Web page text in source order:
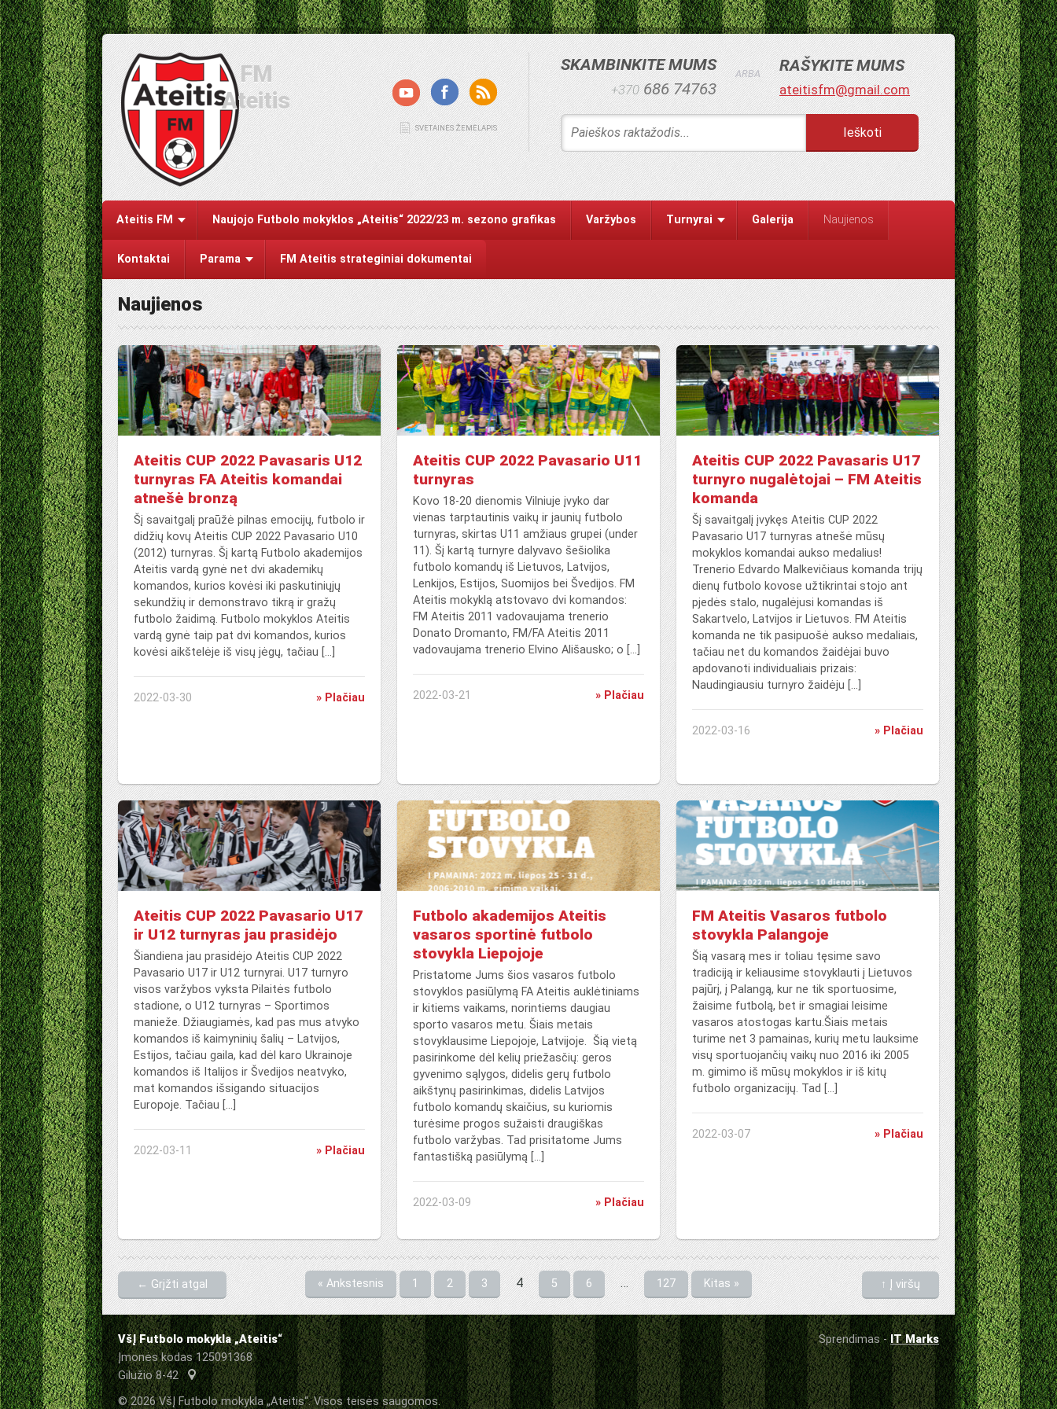
FM
Ateitis
SKAMBINKITE MUMS
+370686 74763
ARBA RAŠYKITE MUMS
ateitisfm@gmail.com
SVETAINĖS ŽEMĖLAPIS
Ateitis FM Naujojo Futbolo mokyklos „Ateitis“ 2022/23 m. sezono grafikas Varžybos Turnyrai Galerija Naujienos
Kontaktai Parama FM Ateitis strateginiai dokumentai
Naujienos
Ateitis CUP 2022 Pavasaris U12
turnyras FA Ateitis komandai
atnešė bronzą
Šį savaitgalį praūžė pilnas emocijų, futbolo ir
didžių kovų Ateitis CUP 2022 Pavasario U10
(2012) turnyras. Šį kartą Futbolo akademijos
Ateitis vardą gynė net dvi akademikų
komandos, kurios kovėsi iki paskutiniųjų
sekundžių ir demonstravo tikrą ir gražų
futbolo žaidimą. Futbolo mokyklos Ateitis
vardą gynė taip pat dvi komandos, kurios
kovėsi aikštelėje iš visų jėgų, tačiau […]
2022-03-30 » Plačiau
Ateitis CUP 2022 Pavasario U11
turnyras
Kovo 18-20 dienomis Vilniuje įvyko dar
vienas tarptautinis vaikų ir jaunių futbolo
turnyras, skirtas U11 amžiaus grupei (under
11). Šį kartą turnyre dalyvavo šešiolika
futbolo komandų iš Lietuvos, Latvijos,
Lenkijos, Estijos, Suomijos bei Švedijos. FM
Ateitis mokyklą atstovavo dvi komandos:
FM Ateitis 2011 vadovaujama trenerio
Donato Dromanto, FM/FA Ateitis 2011
vadovaujama trenerio Elvino Ališausko; o […]
2022-03-21 » Plačiau
Ateitis CUP 2022 Pavasaris U17
turnyro nugalėtojai – FM Ateitis
komanda
Šį savaitgalį įvykęs Ateitis CUP 2022
Pavasario U17 turnyras atnešė mūsų
mokyklos komandai aukso medalius!
Trenerio Edvardo Malkevičiaus komanda trijų
dienų futbolo kovose užtikrintai stojo ant
pjedės stalo, nugalėjusi komandas iš
Sakartvelo, Latvijos ir Lietuvos. FM Ateitis
komanda ne tik pasipuošė aukso medaliais,
tačiau net du komandos žaidėjai buvo
apdovanoti individualiais prizais:
Naudingiausiu turnyro žaidėju […]
2022-03-16 » Plačiau
Ateitis CUP 2022 Pavasario U17
ir U12 turnyras jau prasidėjo
Šiandiena jau prasidėjo Ateitis CUP 2022
Pavasario U17 ir U12 turnyrai. U17 turnyro
visos varžybos vyksta Pilaitės futbolo
stadione, o U12 turnyras – Sportimos
manieže. Džiaugiamės, kad pas mus atvyko
komandos iš kaimyninių šalių – Latvijos,
Estijos, tačiau gaila, kad dėl karo Ukrainoje
komandos iš Italijos ir Švedijos neatvyko,
mat komandos išsigando situacijos
Europoje. Tačiau […]
2022-03-11 » Plačiau
Futbolo akademijos Ateitis
vasaros sportinė futbolo
stovykla Liepojoje
Pristatome Jums šios vasaros futbolo
stovyklos pasiūlymą FA Ateitis auklėtiniams
ir kitiems vaikams, norintiems daugiau
sporto vasaros metu. Šiais metais
stovyklausime Liepojoje, Latvijoje. Šią vietą
pasirinkome dėl kelių priežasčių: geros
gyvenimo sąlygos, didelis gerų futbolo
aikštynų pasirinkimas, didelis Latvijos
futbolo komandų skaičius, su kuriomis
turėsime progos sužaisti draugiškas
futbolo varžybas. Tad prisitatome Jums
fantastišką pasiūlymą […]
2022-03-09 » Plačiau
FM Ateitis Vasaros futbolo
stovykla Palangoje
Šią vasarą mes ir toliau tęsime savo
tradiciją ir keliausime stovyklauti į Lietuvos
pajūrį, į Palangą, kur ne tik sportuosime,
žaisime futbolą, bet ir smagiai leisime
vasaros atostogas kartu.Šiais metais
turime net 3 pamainas, kurių metu lauksime
visų sportuojančių vaikų nuo 2016 iki 2005
m. gimimo iš mūsų mokyklos ir iš kitų
futbolo organizacijų. Tad […]
2022-03-07 » Plačiau
« Ankstesnis 1 2 3 4 5 6 … 127 Kitas »
← Grįžti atgal ↑ Į viršų
VšĮ Futbolo mokykla „Ateitis“
Įmonės kodas 125091368
Gilužio 8-42
© 2026 VšĮ Futbolo mokykla „Ateitis“. Visos teisės saugomos.
Sprendimas -IT Marks